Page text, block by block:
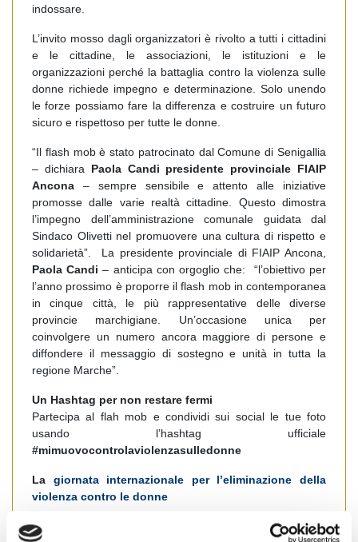
indossare.
L’invito mosso dagli organizzatori è rivolto a tutti i cittadini
e le cittadine, le associazioni, le istituzioni e le
organizzazioni perché la battaglia contro la violenza sulle
donne richiede impegno e determinazione. Solo unendo
le forze possiamo fare la differenza e costruire un futuro
sicuro e rispettoso per tutte le donne.
“Il flash mob è stato patrocinato dal Comune di Senigallia
– dichiara Paola Candi presidente provinciale FIAIP
Ancona – sempre sensibile e attento alle iniziative
promosse dalle varie realtà cittadine. Questo dimostra
l’impegno dell’amministrazione comunale guidata dal
Sindaco Olivetti nel promuovere una cultura di rispetto e
solidarietà”. La presidente provinciale di FIAIP Ancona,
Paola Candi – anticipa con orgoglio che: “l’obiettivo per
l’anno prossimo è proporre il flash mob in contemporanea
in cinque città, le più rappresentative delle diverse
provincie marchigiane. Un’occasione unica per
coinvolgere un numero ancora maggiore di persone e
diffondere il messaggio di sostegno e unità in tutta la
regione Marche”.
Un Hashtag per non restare fermi
Partecipa al flah mob e condividi sui social le tue foto
usando l’hashtag ufficiale
#mimuovocontrolaviolenzasulledonne
La giornata internazionale per l’eliminazione della
violenza contro le donne
Il 25 novembre si celebra nel mondo laGiornata